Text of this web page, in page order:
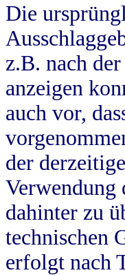
Die
z.B. nach
anzeigen
auch vor,
der
dahinter zu
technischen
erfolgt nach